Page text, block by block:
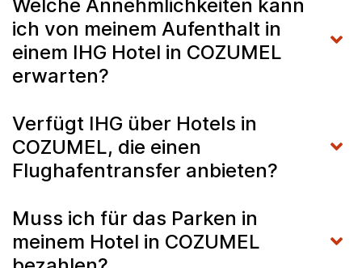
Welche Annehmlichkeiten kann
ich von meinem Aufenthalt in
einem IHG Hotel in COZUMEL
erwarten?
Verfügt IHG über Hotels in
COZUMEL, die einen
Flughafentransfer anbieten?
Muss ich für das Parken in
meinem Hotel in COZUMEL